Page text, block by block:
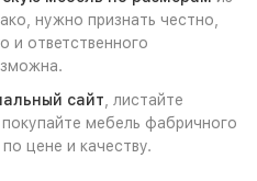
нужно признать честно,
и ответственного
сайт , листайте
мебель фабричного
цене и качеству.